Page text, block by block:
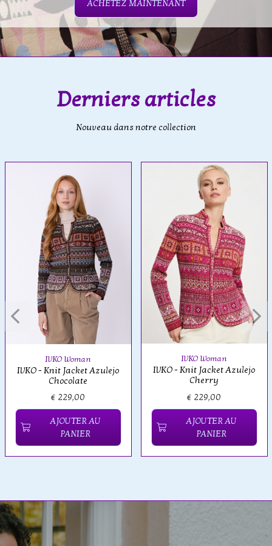
ACHETEZ MAINTENANT
Derniers articles
Nouveau dans notre collection
IVKO Woman
IVKO - Knit Jacket Azulejo
Chocolate
€ 229,00
AJOUTER AU
PANIER
IVKO Woman
IVKO - Knit Jacket Azulejo
Cherry
€ 229,00
AJOUTER AU
PANIER